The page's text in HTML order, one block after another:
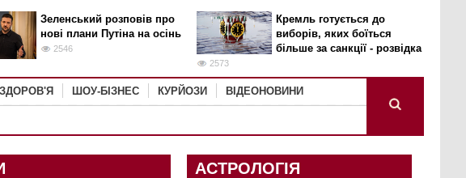
Зеленський розповів про
нові плани Путіна на осінь
2546
Кремль готується до
виборів, яких боїться
більше за санкції - розвідка
2573
ЗДОРОВ'Я ШОУ-БІЗНЕС КУРЙОЗИ ВІДЕОНОВИНИ
АСТРОЛОГІЯ